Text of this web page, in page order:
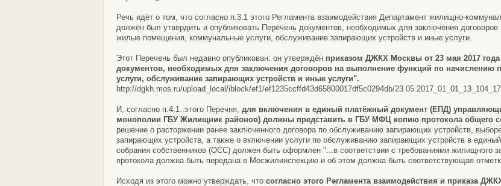
Речь идёт о том, что согласно п.3.1 этого Регламента взаимодействия Департамент жилищно-
должен был утвердить и опубликовать Перечень документов, необходимых для заключения
жилые помещения, коммунальные услуги, обслуживание запирающих устройств и иные услуги.
Этот Перечень был недавно опубликован: он утверждён приказом ДЖКХ Москвы от 23 мая 2017
документов, необходимых для заключения договоров на выполнение функций по
услуги, обслуживание запирающих устройств и иные услуги".
http://dgkh.mos.ru/upload_local/iblock/ef1/ef1235ccffd43d65800017df5c0294db/
И, согласно п.4.1. этого Перечня, для включения в единый платёжный документ (ЕПД)
монополии ГБУ Жилищник районов) должны представить в ГБУ МФЦ копию протокола общего
решение о расторжении ранее заключенного договора по обслуживанию запирающих устройств,
запирающих устройств, а также о включении услуги по обслуживанию запирающих устройств в
собрания собственников (ОСС) должен быть оформлен "...в соответствии с требованиями жилищного
протокола должна быть передана в Мосжилинспекцию и об этом должна быть соответствующая
Исходя из этого можно утверждать, что согласно этого Регламента взаимодействия и приказа